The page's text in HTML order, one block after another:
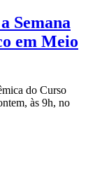
Semana
em Meio
do Curso
às 9h, no